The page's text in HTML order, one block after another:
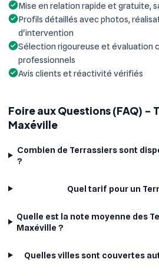
Mise en relation rapide et gratuite,
Profils détaillés avec photos,
d'intervention
Sélection rigoureuse et évaluation
professionnels
Avis clients et réactivité vérifiés
Foire aux Questions (FAQ) -
Maxéville
Combien de Terrassiers sont
?
Quel tarif pour un
Quelle est la note moyenne des
Maxéville ?
Quelles villes sont couvertes